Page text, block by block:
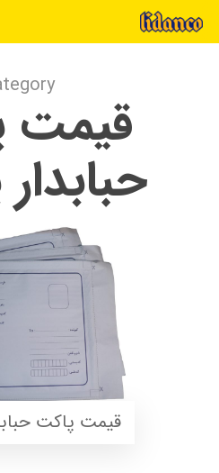
قیمت
قیمت پاکت